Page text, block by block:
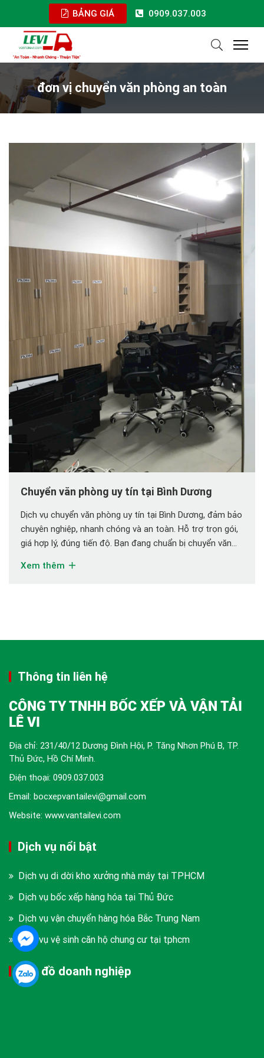
BẢNG GIÁ 0909.037.003
đơn vị chuyển văn phòng an toàn
Chuyển văn phòng uy tín tại Bình Dương
Dịch vụ chuyển văn phòng uy tín tại Bình Dương, đảm bảo
chuyên nghiệp, nhanh chóng và an toàn. Hỗ trợ trọn gói,
giá hợp lý, đúng tiến độ. Bạn đang chuẩn bị chuyển văn
Quá nhiều giấy tờ, thiết bị văn phòng, máy […]
Xem thêm
Thông tin liên hệ
CÔNG TY TNHH BỐC XẾP VÀ VẬN TẢI
LÊ VI
Địa chỉ: 231/40/12 Dương Đình Hội, P. Tăng Nhơn Phú B, TP.
Thủ Đức, Hồ Chí Minh.
Điện thoại: 0909.037.003
Email: bocxepvantailevi@gmail.com
Website: www.vantailevi.com
Dịch vụ nổi bật
Dịch vụ di dời kho xưởng nhà máy tại TPHCM
Dịch vụ bốc xếp hàng hóa tại Thủ Đức
Dịch vụ vận chuyển hàng hóa Bắc Trung Nam
Dịch vụ vệ sinh căn hộ chung cư tại tphcm
Bản đồ doanh nghiệp